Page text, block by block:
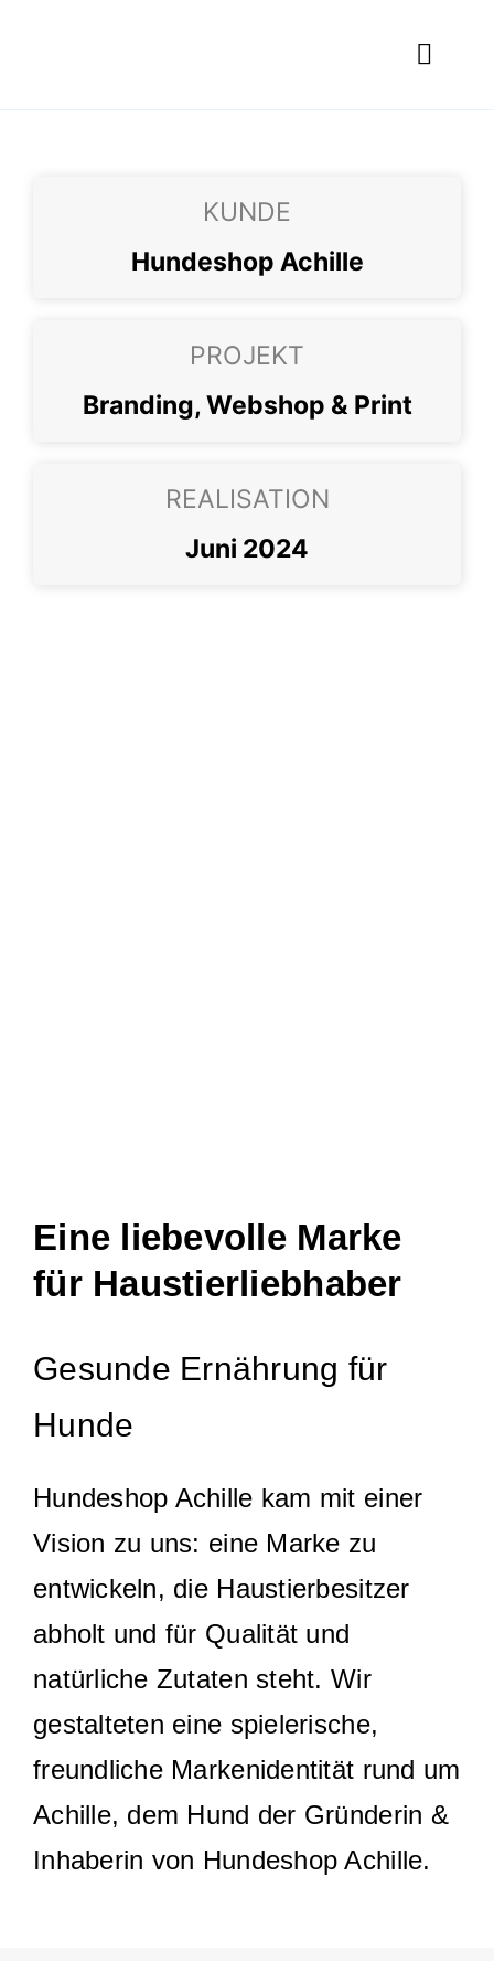
KUNDE
Hundeshop Achille
PROJEKT
Branding, Webshop & Print
REALISATION
Juni 2024
Eine liebevolle Marke
für Haustierliebhaber
Gesunde Ernährung für
Hunde
Hundeshop Achille kam mit einer
Vision zu uns: eine Marke zu
entwickeln, die Haustierbesitzer
abholt und für Qualität und
natürliche Zutaten steht. Wir
gestalteten eine spielerische,
freundliche Markenidentität rund um
Achille, dem Hund der Gründerin &
Inhaberin von Hundeshop Achille.